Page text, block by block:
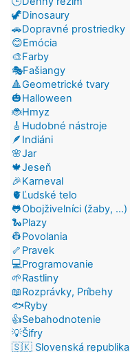
🦖Dinosaury
🚗Dopravné prostriedky
😊Emócia
🎨Farby
🎭Fašiangy
🔺Geometrické tvary
🎃Halloween
🐞Hmyz
🎸Hudobné nástroje
🪶Indiáni
🌸Jar
🍁Jeseň
🎉Karneval
🫀Ľudské telo
🐸Obojživelníci (žaby, ...)
🐍Plazy
👷Povolania
🦴Pravek
💻Programovanie
🌱Rastliny
📖Rozprávky, Príbehy
🐟Ryby
👍Sebahodnotenie
💡Šifry
🇸🇰 Slovenská republika